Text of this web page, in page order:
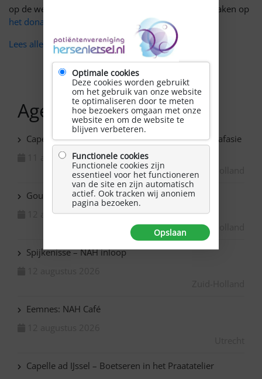
op de website. Je kunt een eigen sponsoractie aanmaken op
het donatieplatform van Hersenletsel.nl.
Lees alle informatie en hoe aan te melden.
Agenda
Capelle ad IJssel Bazuin – Schilderen met NAH / afasie
11 augustus 2026
Zuid-Holland
Gouda – NAH soepuurtje
12 augustus 2026
Zuid-Holland
Spijkenisse – NAH inloop
Eemnes: NAH Café
Capelle ad IJssel – Boetseren in het Praatatelier
Optimale cookies
Deze cookies worden gebruikt
om het gebruik van onze website
te optimaliseren door te meten
hoe bezoekers omgaan met onze
website en om de website te
blijven verbeteren.
Functionele cookies
Functionele cookies zijn
essentieel voor het functioneren
van de site en zijn automatisch
actief. Ook tracken wij anoniem
pagina bezoeken.
Opslaan